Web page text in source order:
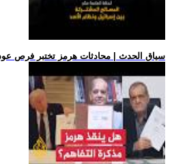
.. سياق الحدث | محادثات هرمز تختبر فرص